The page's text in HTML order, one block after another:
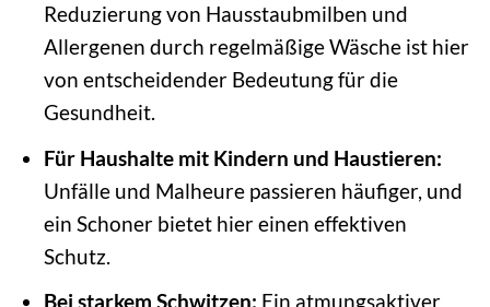
Reduzierung von Hausstaubmilben und
Allergenen durch regelmäßige Wäsche ist hier
von entscheidender Bedeutung für die
Gesundheit.
Für Haushalte mit Kindern und Haustieren:
Unfälle und Malheure passieren häufiger, und
ein Schoner bietet hier einen effektiven
Schutz.
Bei starkem Schwitzen: Ein atmungsaktiver